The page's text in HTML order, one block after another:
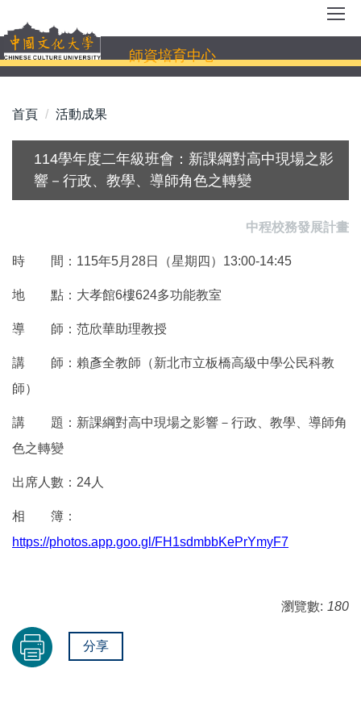
到
主
要
容
師資培育中心
首頁 活動成果
114學年度二年級班會：新課綱對高中現場之影
響－行政、教學、導師角色之轉變
中程校務發展計畫
時 間：115年5月28日（星期四）13:00-14:45
地 點：大孝館6樓624多功能教室
導 師：范欣華助理教授
講 師：賴彥全教師（新北市立板橋高級中學公民科教
師）
講 題：新課綱對高中現場之影響－行政、教學、導師角
色之轉變
出席人數：24人
相 簿：
https://photos.app.goo.gl/FH1sdmbbKePrYmyF7
瀏覽數: 180
分享